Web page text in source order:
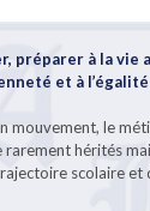
préparer à la vie
et à l’égalité
mouvement, le
rarement hérités
scolaire et